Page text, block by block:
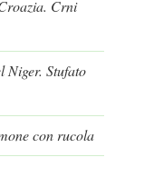
Crni
Niger. Stufato
con rucola